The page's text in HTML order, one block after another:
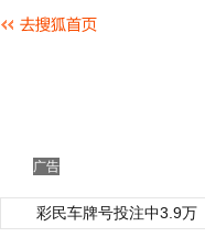
广告
彩民车牌号投注中3.9万